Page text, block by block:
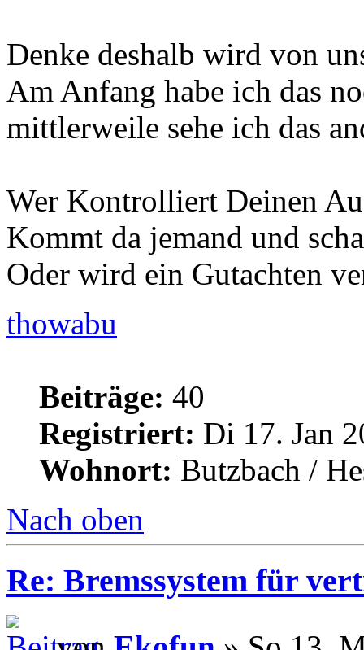
Denke deshalb wird von
Am Anfang habe ich das
mittlerweile sehe ich das
Wer Kontrolliert Deinen
Kommt da jemand und
Oder wird ein Gutachten
thowabu
Beiträge: 40
Registriert: Di 17. Jan
Wohnort: Butzbach /
Nach oben
Re: Bremssystem für